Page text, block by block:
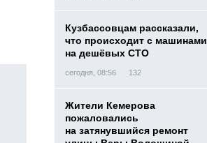
Кузбассовцам рассказали,
что происходит с машинами
на дешёвых СТО
сегодня, 08:56 132
Жители Кемерова
пожаловались
на затянувшийся ремонт